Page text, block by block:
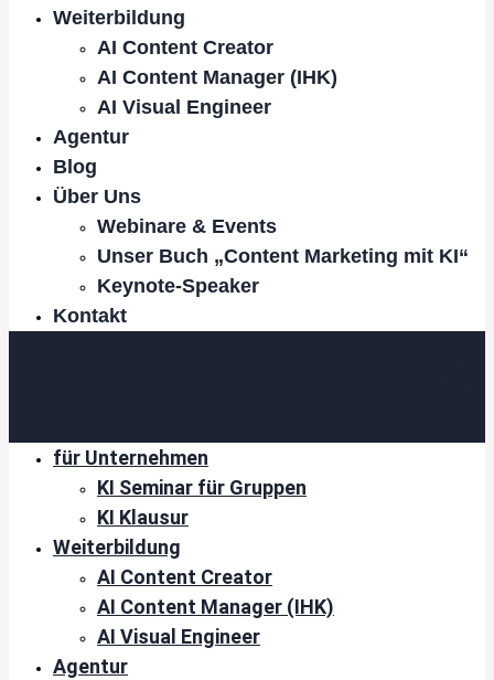
Weiterbildung
AI Content Creator
AI Content Manager (IHK)
AI Visual Engineer
Agentur
Blog
Über Uns
Webinare & Events
Unser Buch „Content Marketing mit KI“
Keynote-Speaker
Kontakt
für Unternehmen
KI Seminar für Gruppen
KI Klausur
Weiterbildung
AI Content Creator
AI Content Manager (IHK)
AI Visual Engineer
Agentur